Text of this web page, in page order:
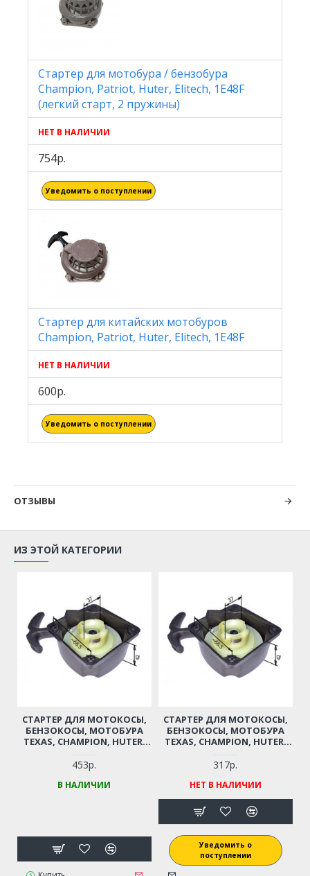
Стартер для мотобура / бензобура
Champion, Patriot, Huter, Elitech, 1E48F
(легкий старт, 2 пружины)
НЕТ В НАЛИЧИИ
754р.
Уведомить о поступлении
Стартер для китайских мотобуров
Champion, Patriot, Huter, Elitech, 1E48F
НЕТ В НАЛИЧИИ
600р.
Уведомить о поступлении
ОТЗЫВЫ
ИЗ ЭТОЙ КАТЕГОРИИ
СТАРТЕР ДЛЯ МОТОКОСЫ,
БЕНЗОКОСЫ, МОТОБУРА
TEXAS, CHAMPION, HUTER,
FUBAG И ПР. (ЛЕГКИЙ СТАРТ,
ВЫСОТА 42 ММ)
453р.
В НАЛИЧИИ
СТАРТЕР ДЛЯ МОТОКОСЫ,
БЕНЗОКОСЫ, МОТОБУРА
TEXAS, CHAMPION, HUTER,
FUBAG И ПР. (ЛЕГКИЙ СТАРТ,
ВЫСОТА 42 ММ)
317р.
НЕТ В НАЛИЧИИ
Уведомить о
поступлении